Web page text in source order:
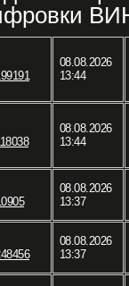
08.08.2026
13:44
08.08.2026
13:44
08.08.2026
13:37
08.08.2026
13:37